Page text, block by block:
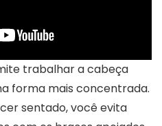
trabalhar a cabeça
forma mais concentrada.
sentado, você evita